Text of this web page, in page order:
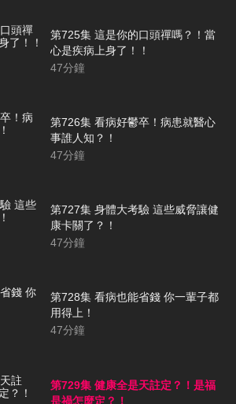
第725集 這是你的口頭禪嗎？！當
心是疾病上身了！！
47分鐘
第726集 看病好鬱卒！病患就醫心
事誰人知？！
47分鐘
第727集 身體大考驗 這些威脅讓健
康卡關了？！
47分鐘
第728集 看病也能省錢 你一輩子都
用得上！
47分鐘
第729集 健康全是天註定？！是福
是禍怎麼定？！